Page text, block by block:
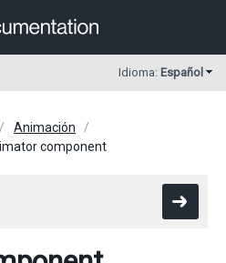
Idioma: Español
Animación
component